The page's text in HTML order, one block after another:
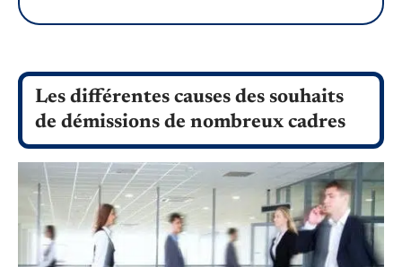
Les différentes causes des souhaits
de démissions de nombreux cadres